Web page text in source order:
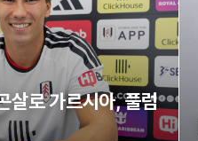
살로가르시아,풀럼